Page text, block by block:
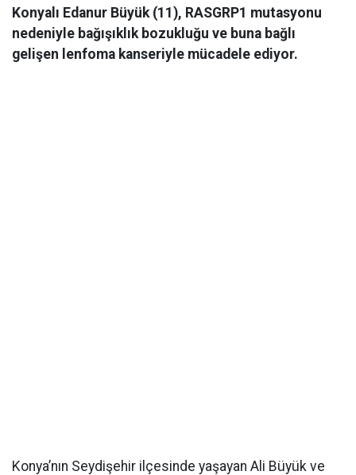
Konyalı Edanur Büyük (11), RASGRP1 mutasyonu
nedeniyle bağışıklık bozukluğu ve buna bağlı
gelişen lenfoma kanseriyle mücadele ediyor.
Konya’nın Seydişehir ilçesinde yaşayan Ali Büyük ve